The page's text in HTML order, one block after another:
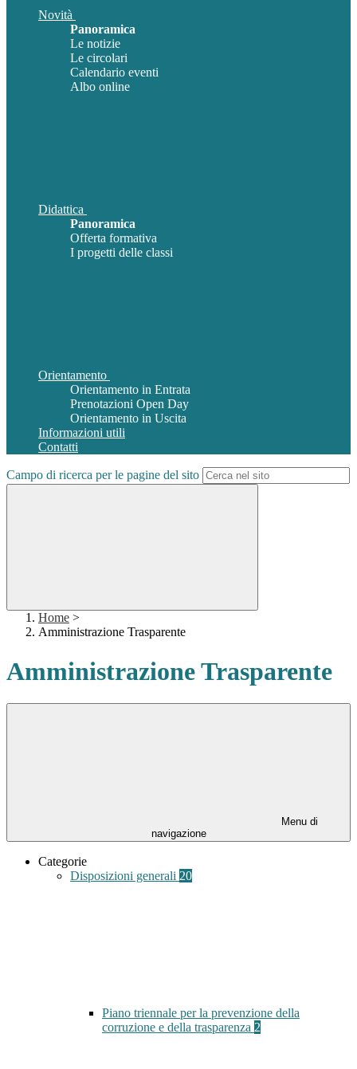
Novità
Panoramica
Le notizie
Le circolari
Calendario eventi
Albo online
Didattica
Panoramica
Offerta formativa
I progetti delle classi
Orientamento
Orientamento in Entrata
Prenotazioni Open Day
Orientamento in Uscita
Informazioni utili
Contatti
Campo di ricerca per le pagine del sito
Home >
Amministrazione Trasparente
Amministrazione Trasparente
Menu di
navigazione
Categorie
Disposizioni generali 20
Piano triennale per la prevenzione della
corruzione e della trasparenza 2